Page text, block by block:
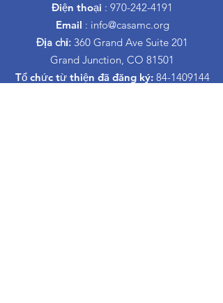
Điện thoại : 970-242-4191
Email : info@casamc.org
Địa chỉ: 360 Grand Ave Suite 201
Grand Junction, CO 81501
Tổ chức từ thiện đã đăng ký: 84-1409144